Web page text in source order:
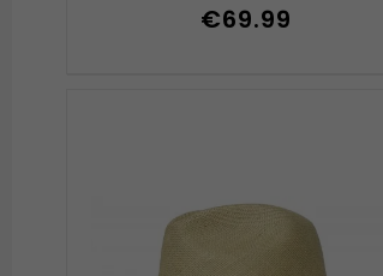
€69.99